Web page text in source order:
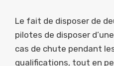
Le fait de disposer de
pilotes de disposer
cas de chute pendant
qualifications, tout en